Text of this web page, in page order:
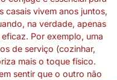
casais vivem anos juntos,
na verdade, apenas
Por exemplo, uma
de serviço (cozinhar,
mais o toque físico.
sentir que o outro não